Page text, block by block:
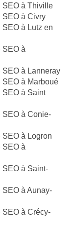
SEO à Thiville
SEO à Civry
à Lutz en
SEO à
à Lanneray
à Marboué
SEO à Saint
SEO à Conie-
à Logron
SEO à
SEO à Saint-
à Aunay-
à Crécy-